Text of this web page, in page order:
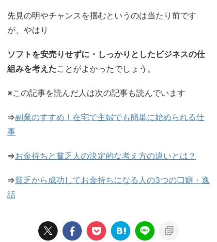
先見の明やチャンスを掴むというのは当たり前です
が、やはり
ソフトを安売りせずに・しっかりとしたビジネスの仕
組みを考えたことがよかったでしょう。
※この記事を読んだ人は次の記事も読んでいます
⇒副業のすすめ！在宅で主婦でも簡単に始められる仕
事
⇒お金持ちと貧乏人の決定的な考え方の違いとは？
⇒貧乏から成功してお金持ちになる人の3つの口癖・逸
話